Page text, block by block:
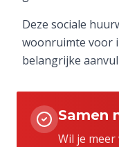
Deze sociale
woonruimte voor
belangrijke
Samen
Wil je